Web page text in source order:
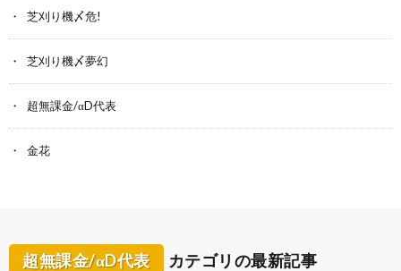
芝刈り機〆危!
芝刈り機〆夢幻
超無課金/αD代表
金花
超無課金/αD代表 カテゴリの最新記事